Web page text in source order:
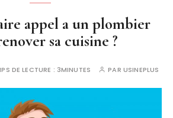
appel a un plombier
sa cuisine ?
DE LECTURE : 3MINUTES PAR USINEPLUS